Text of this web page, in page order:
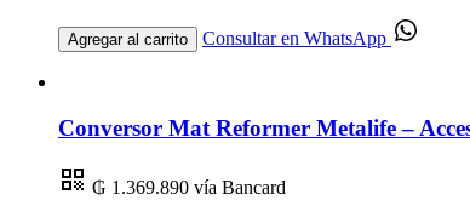
Agregar al carrito Consultar en WhatsApp
Conversor Mat Reformer Metalife –
₲ 1.369.890 vía Bancard